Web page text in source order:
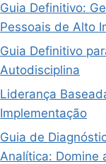
Guia Definitivo:
Pessoais de Alto
Guia Definitivo
Autodisciplina
Liderança
Implementação
Guia de
Analítica: Domine